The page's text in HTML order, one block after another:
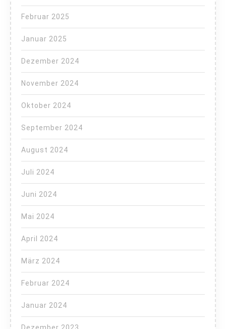
Februar 2025
Januar 2025
Dezember 2024
November 2024
Oktober 2024
September 2024
August 2024
Juli 2024
Juni 2024
Mai 2024
April 2024
März 2024
Februar 2024
Januar 2024